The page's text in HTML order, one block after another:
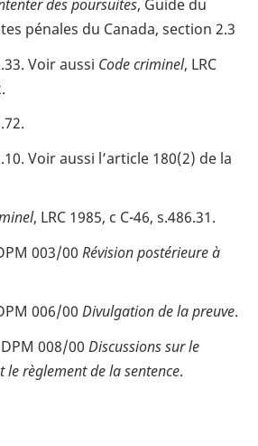
des poursuites, Guide du
pénales du Canada, section 2.3
Voir aussi Code criminel, LRC
Voir aussi l’article 180(2) de la
, LRC 1985, c C-46, s.486.31.
003/00 Révision postérieure à
006/00 Divulgation de la preuve.
008/00 Discussions sur le
le règlement de la sentence.